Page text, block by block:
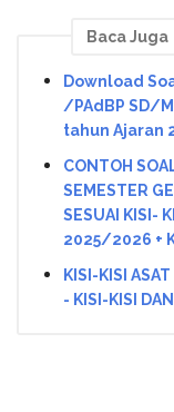
Baca Juga
Download
/PAdBP SD/
tahun Ajaran
CONTOH
SEMESTER
SESUAI KISI-
2025/2026 +
KISI-KISI
- KISI-KISI